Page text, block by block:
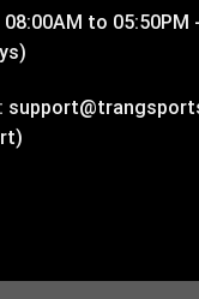
08:00AM to